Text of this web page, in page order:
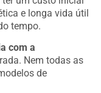
e longa vida útil
tempo.
com a
Nem todas as
de